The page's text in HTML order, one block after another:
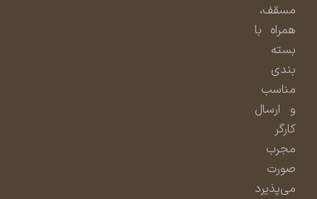
مسقف،
همراه با
بسته
بندی
مناسب
و ارسال
مجرب
صورت
می‌پذیرد